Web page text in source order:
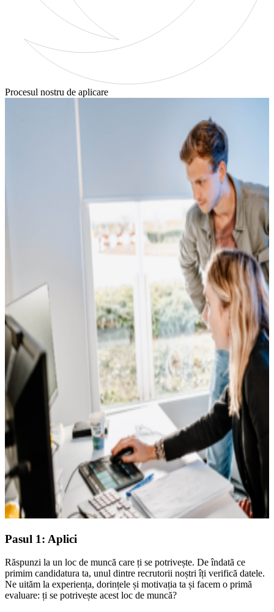
Procesul nostru de aplicare
Pasul 1: Aplici
Răspunzi la un loc de muncă care ți se potrivește. De îndată ce
primim candidatura ta, unul dintre recrutorii noștri îți verifică datele.
Ne uităm la experiența, dorințele și motivația ta și facem o primă
evaluare: ți se potrivește acest loc de muncă?